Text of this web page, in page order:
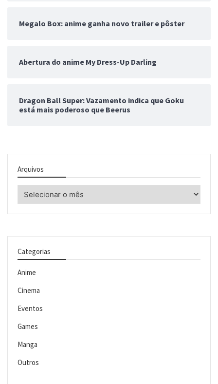
Megalo Box: anime ganha novo trailer e pôster
Abertura do anime My Dress-Up Darling
Dragon Ball Super: Vazamento indica que Goku
está mais poderoso que Beerus
Arquivos
Categorias
Anime
Cinema
Eventos
Games
Manga
Outros